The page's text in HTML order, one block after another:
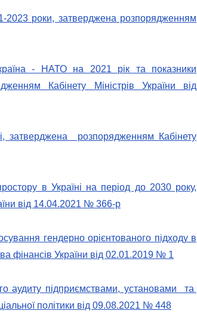
2023 роки, затверджена розпорядженням
- НАТО на 2021 рік та показники
Кабінету Міністрів України від
затверджена розпорядженням Кабінету
в Україні на період до 2030 року,
від 14.04.2021 № 366-р
гендерно орієнтованого підходу в
фінансів України від 02.01.2019 № 1
аудиту підприємствами, установами та
політики від 09.08.2021 № 448